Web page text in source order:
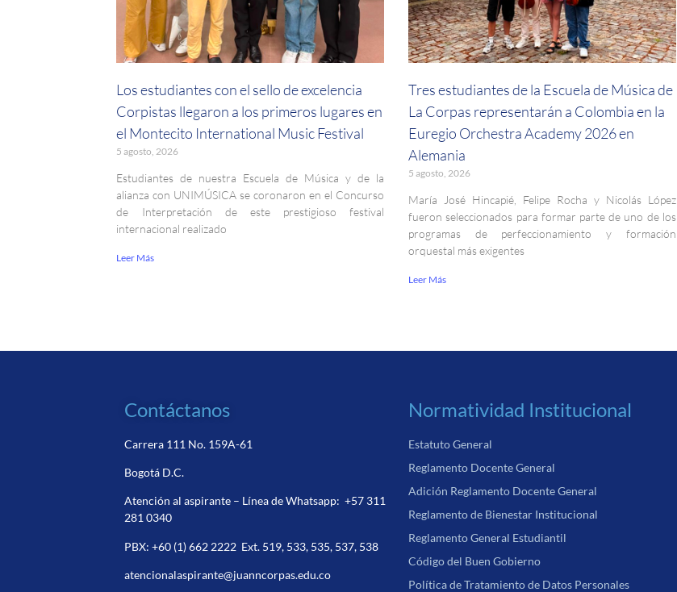
Los estudiantes con el sello de excelencia
Corpistas llegaron a los primeros lugares en
el Montecito International Music Festival
5 agosto, 2026
Estudiantes de nuestra Escuela de Música y de la
alianza con UNIMÚSICA se coronaron en el Concurso
de Interpretación de este prestigioso festival
internacional realizado
Leer Más
Tres estudiantes de la Escuela de Música de
La Corpas representarán a Colombia en la
Euregio Orchestra Academy 2026 en
Alemania
5 agosto, 2026
María José Hincapié, Felipe Rocha y Nicolás López
fueron seleccionados para formar parte de uno de los
programas de perfeccionamiento y formación
orquestal más exigentes
Leer Más
Contáctanos
Carrera 111 No. 159A-61
Bogotá D.C.
Atención al aspirante – Línea de Whatsapp:+57 311
281 0340
PBX:+60 (1) 662 2222 Ext. 519, 533, 535, 537, 538
atencionalaspirante@juanncorpas.edu.co
Normatividad Institucional
Estatuto General
Reglamento Docente General
Adición Reglamento Docente General
Reglamento de Bienestar Institucional
Reglamento General Estudiantil
Código del Buen Gobierno
Política de Tratamiento de Datos Personales